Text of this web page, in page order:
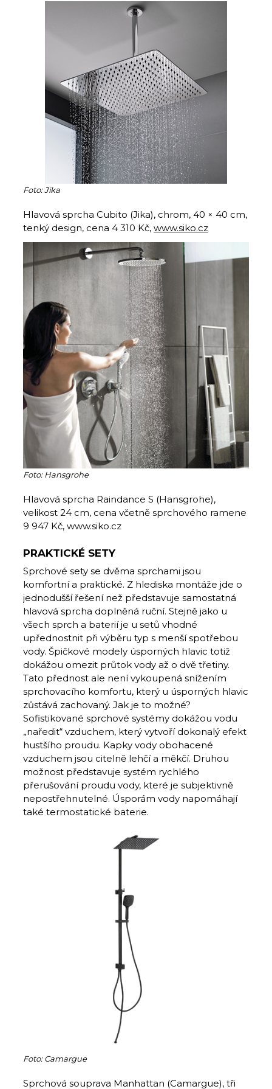
Foto: Jika
Hlavová sprcha Cubito (Jika), chrom, 40 × 40 cm,
tenký design, cena 4 310 Kč, www.siko.cz
Foto: Hansgrohe
Hlavová sprcha Raindance S (Hansgrohe),
velikost 24 cm, cena včetně sprchového ramene
9 947 Kč, www.siko.cz
PRAKTICKÉ SETY
Sprchové sety se dvěma sprchami jsou
komfortní a praktické. Z hlediska montáže jde o
jednodušší řešení než představuje samostatná
hlavová sprcha doplněná ruční. Stejně jako u
všech sprch a baterií je u setů vhodné
upřednostnit při výběru typ s menší spotřebou
vody. Špičkové modely úsporných hlavic totiž
dokážou omezit průtok vody až o dvě třetiny.
Tato přednost ale není vykoupená snížením
sprchovacího komfortu, který u úsporných hlavic
zůstává zachovaný. Jak je to možné?
Sofistikované sprchové systémy dokážou vodu
„naředit“ vzduchem, který vytvoří dokonalý efekt
hustšího proudu. Kapky vody obohacené
vzduchem jsou citelně lehčí a měkčí. Druhou
možnost představuje systém rychlého
přerušování proudu vody, které je subjektivně
nepostřehnutelné. Úsporám vody napomáhají
také termostatické baterie.
Foto: Camargue
Sprchová souprava Manhattan (Camargue), tři